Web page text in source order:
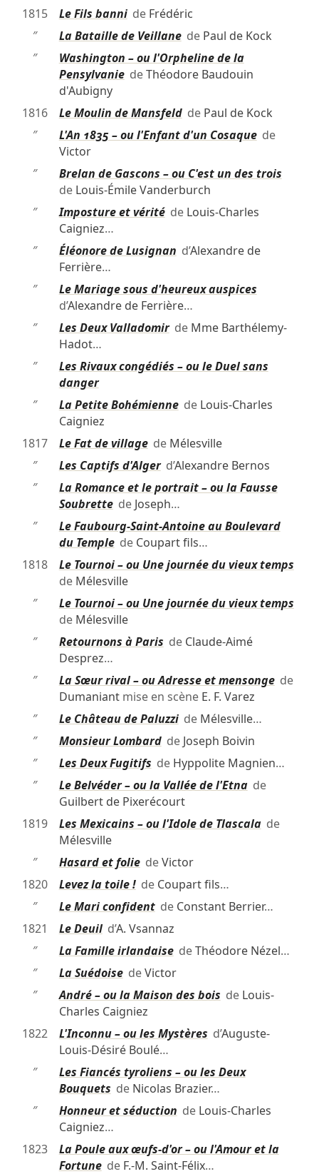
1815
Le Fils bannide Frédéric
″
La Bataille de Veillanede Paul de Kock
″
Washington – ou l'Orpheline de la
PensylvaniedeThéodore Baudouin
d'Aubigny
1816
Le Moulin de Mansfeldde Paul de Kock
″
L'An 1835 – ou l'Enfant d'un Cosaquede
Victor
″
Brelan de Gascons – ou C'est un des trois
de Louis-Émile Vanderburch
″
Imposture et véritéde Louis-Charles
Caigniez…
″
Éléonore de Lusignan d’Alexandre de
Ferrière…
″
Le Mariage sous d'heureux auspices
d’Alexandre de Ferrière…
″
Les Deux Valladomirde Mme Barthélemy-
Hadot…
″
Les Rivaux congédiés – ou le Duel sans
danger
″
La Petite Bohémiennede Louis-Charles
Caigniez
1817
Le Fat de villagede Mélesville
″
Les Captifs d'Algerd’Alexandre Bernos
″
La Romance et le portrait – ou la Fausse
Soubrettede Joseph…
″
Le Faubourg-Saint-Antoine au Boulevard
du Templede Coupart fils…
1818
Le Tournoi – ou Une journée du vieux temps
de Mélesville
″
Le Tournoi – ou Une journée du vieux temps
de Mélesville
″
Retournons à Paris de Claude-Aimé
Desprez…
″
La Sœur rival – ou Adresse et mensongede
Dumaniantmise en scène E. F. Varez
″
Le Château de Paluzzide Mélesville…
″
Monsieur Lombardde Joseph Boivin
″
Les Deux Fugitifs de Hyppolite Magnien…
″
Le Belvéder – ou la Vallée de l'Etnade
Guilbert de Pixerécourt
1819
Les Mexicains – ou l'Idole de Tlascalade
Mélesville
″
Hasard et foliedeVictor
1820
Levez la toile !de Coupart fils…
″
Le Mari confidentde Constant Berrier…
1821
Le Deuild’A. Vsannaz
″
La Famille irlandaisedeThéodore Nézel…
″
La SuédoisedeVictor
″
André – ou la Maison des bois de Louis-
Charles Caigniez
1822
L'Inconnu – ou les Mystères d’Auguste-
Louis-Désiré Boulé…
″
Les Fiancés tyroliens – ou les Deux
Bouquets de Nicolas Brazier…
″
Honneur et séduction de Louis-Charles
Caigniez…
1823
La Poule aux œufs-d'or – ou l'Amour et la
Fortunede F.-M. Saint-Félix…